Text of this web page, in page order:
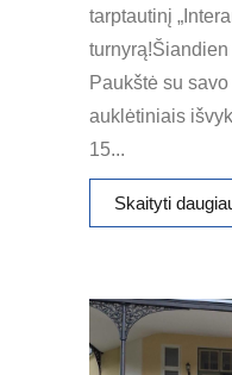
tarptautinį
Paukštė su
auklėtiniais
15...
Skaityti